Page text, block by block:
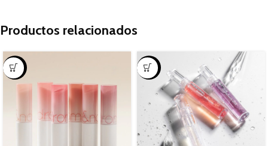
Productos relacionados
-44% -14%